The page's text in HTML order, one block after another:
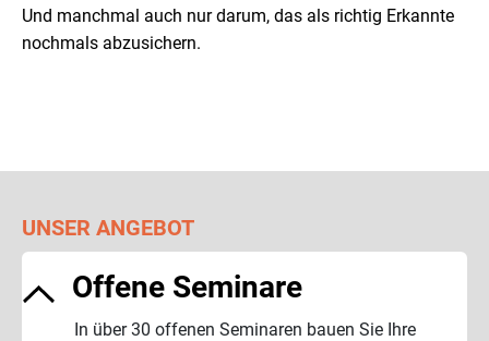
Und manchmal auch nur darum, das als richtig Erkannte
nochmals abzusichern.
UNSER ANGEBOT
Offene Seminare
In über 30 offenen Seminaren bauen Sie Ihre